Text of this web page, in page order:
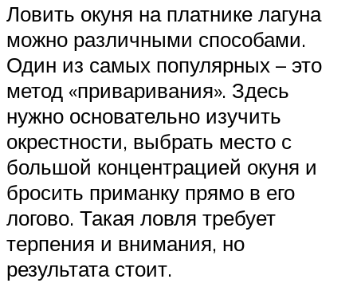
Ловить окуня на платнике лагуна
можно различными способами.
Один из самых популярных – это
метод «приваривания». Здесь
нужно основательно изучить
окрестности, выбрать место с
большой концентрацией окуня и
бросить приманку прямо в его
логово. Такая ловля требует
терпения и внимания, но
результата стоит.